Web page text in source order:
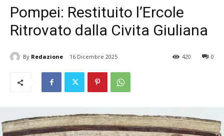
Pompei: Restituito l’Ercole
Ritrovato dalla Civita Giuliana
By Redazione 16 Dicembre 2025 0
420